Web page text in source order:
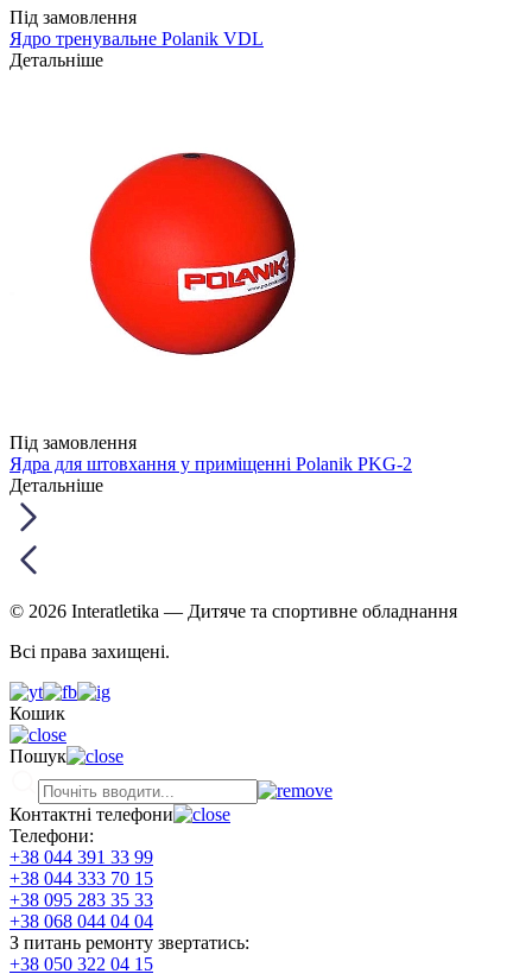
Під замовлення
Ядро тренувальне Polanik VDL
Детальніше
Під замовлення
Ядра для штовхання у приміщенні Polanik PKG-2
Детальніше
© 2026 Interatletika — Дитяче та спортивне обладнання
Всі права захищені.
Кошик
Пошук
Контактні телефони
Телефони:
+38 044 391 33 99
+38 044 333 70 15
+38 095 283 35 33
+38 068 044 04 04
З питань ремонту звертатись:
+38 050 322 04 15